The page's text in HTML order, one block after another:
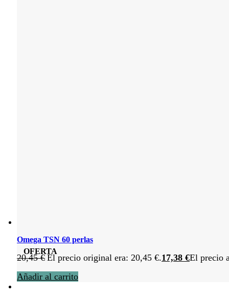
OFERTA
Omega TSN 60 perlas
20,45€ El precio original era: 20,45 €.17,38 €El precio
Añadir al carrito